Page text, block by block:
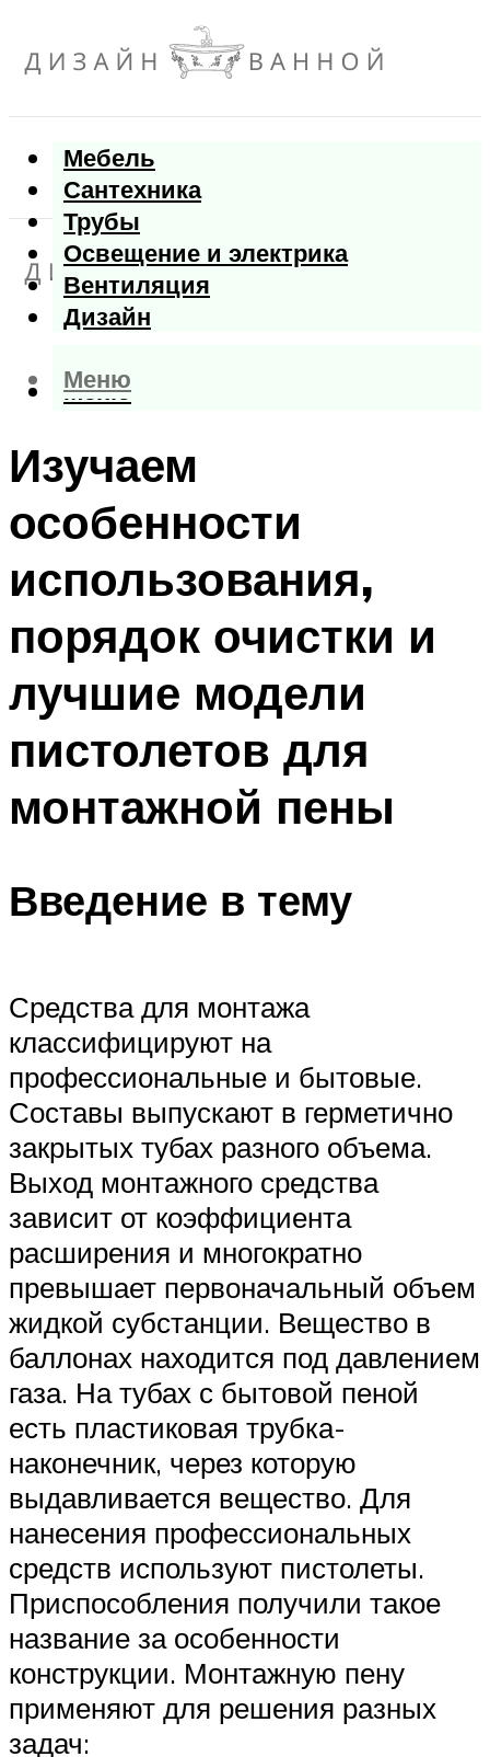
Мебель
Сантехника
Трубы
Освещение и электрика
Вентиляция
Дизайн
Меню
Меню
Изучаем
особенности
использования,
порядок очистки и
лучшие модели
пистолетов для
монтажной пены
Введение в тему
Средства для монтажа
классифицируют на
профессиональные и бытовые.
Составы выпускают в герметично
закрытых тубах разного объема.
Выход монтажного средства
зависит от коэффициента
расширения и многократно
превышает первоначальный объем
жидкой субстанции. Вещество в
баллонах находится под давлением
газа. На тубах с бытовой пеной
есть пластиковая трубка-
наконечник, через которую
выдавливается вещество. Для
нанесения профессиональных
средств используют пистолеты.
Приспособления получили такое
название за особенности
конструкции. Монтажную пену
применяют для решения разных
задач: